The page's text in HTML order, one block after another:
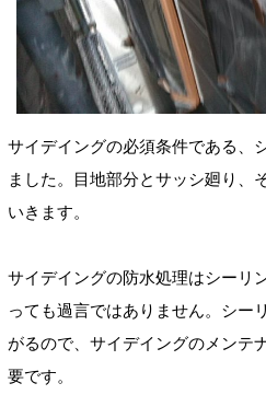
サイデイングの必須条件である、
ました。目地部分とサッシ廻り、
いきます。
サイデイングの防水処理はシーリ
っても過言ではありません。シー
がるので、サイデイングのメンテ
要です。